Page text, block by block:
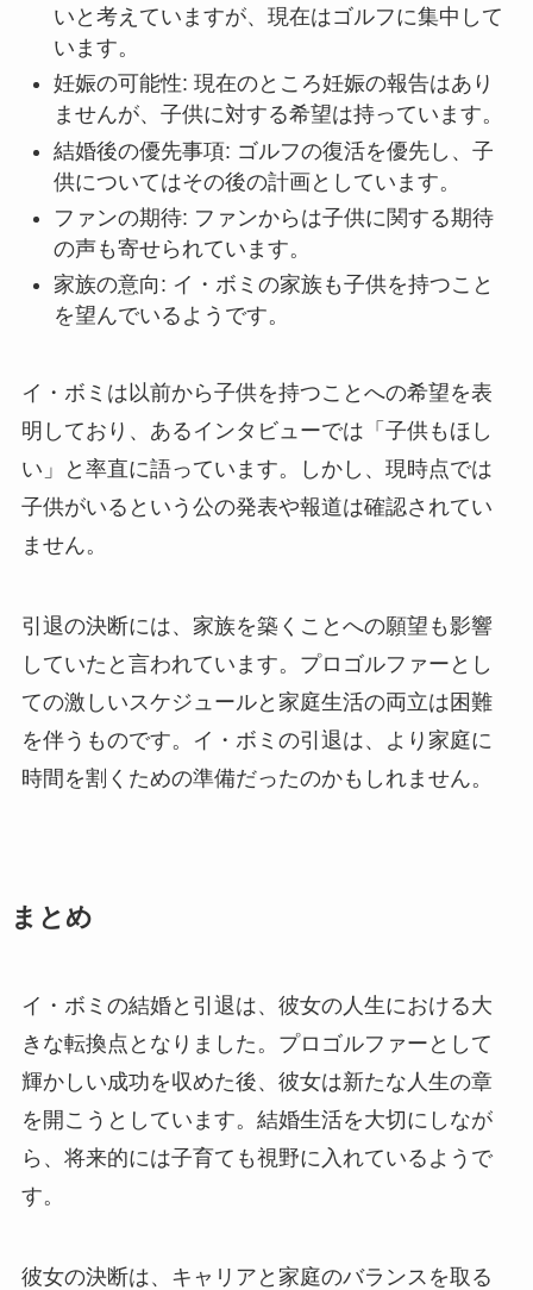
いと考えていますが、現在はゴルフに集中して
います。
妊娠の可能性: 現在のところ妊娠の報告はあり
ませんが、子供に対する希望は持っています。
結婚後の優先事項: ゴルフの復活を優先し、子
供についてはその後の計画としています。
ファンの期待: ファンからは子供に関する期待
の声も寄せられています。
家族の意向: イ・ボミの家族も子供を持つこと
を望んでいるようです。
イ・ボミは以前から子供を持つことへの希望を表
明しており、あるインタビューでは「子供もほし
い」と率直に語っています。しかし、現時点では
子供がいるという公の発表や報道は確認されてい
ません。
引退の決断には、家族を築くことへの願望も影響
していたと言われています。プロゴルファーとし
ての激しいスケジュールと家庭生活の両立は困難
を伴うものです。イ・ボミの引退は、より家庭に
時間を割くための準備だったのかもしれません。
まとめ
イ・ボミの結婚と引退は、彼女の人生における大
きな転換点となりました。プロゴルファーとして
輝かしい成功を収めた後、彼女は新たな人生の章
を開こうとしています。結婚生活を大切にしなが
ら、将来的には子育ても視野に入れているようで
す。
彼女の決断は、キャリアと家庭のバランスを取る